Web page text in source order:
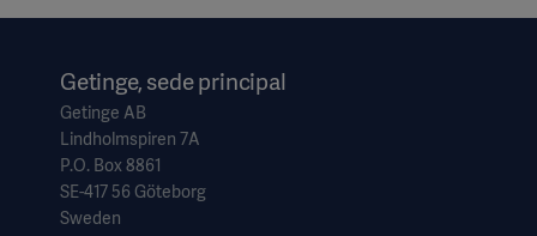
Getinge, sede principal
Getinge AB
Lindholmspiren 7A
P.O. Box 8861
SE-417 56 Göteborg
Sweden